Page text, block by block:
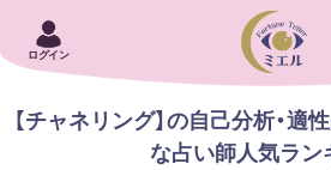
ログイン
【チャネリング】の自己分析・適
な占い師人気ラン